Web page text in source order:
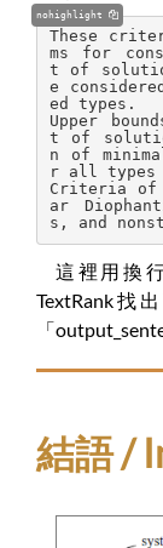
nohighlight
These
ms for
t of
e
ed types.
Upper
t of
n of
r all types
Criteria of
ar
s, and
這裡用換
TextRank找
「
結語 /